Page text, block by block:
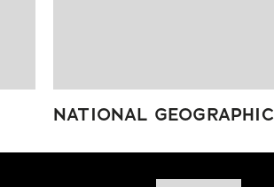
NATIONAL GEOGRAPHIC